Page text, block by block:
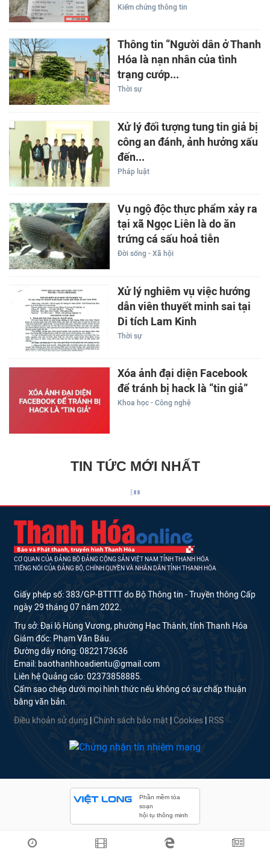
Kiểm chứng thông tin
Thông tin “Người dân ở Thanh
Hóa là nạn nhân của tình
trạng cướp...
Thời sự
Xử lý đối tượng tung tin giả bị
công an đánh, ảnh hưởng xấu
đến...
Pháp luật
Vụ ngộ độc thực phẩm xảy ra
tại xã Ngọc Liên là do ăn
trứng cá sấu hoả tiễn
Đời sống - Xã hội
Xử lý nghiêm vụ việc hướng
dẫn viên thuyết minh sai tại
Di tích Lam Kinh
Thời sự
Xóa ảnh đại diện Facebook
để tránh bị hack là “tin giả”
Khoa học - Công nghệ
TIN TỨC MỚI NHẤT
CƠ QUAN CỦA ĐẢNG BỘ ĐẢNG CỘNG SẢN VIỆT NAM TỈNH THANH HÓA
TIẾNG NÓI CỦA ĐẢNG BỘ, CHÍNH QUYỀN VÀ NHÂN DÂN TỈNH THANH HÓA
Giấy phép số: 383/GP-BTTTT do Bộ Thông tin - Truyền thông Cấp
ngày 29 tháng 07 năm 2022.
Trụ sở: Đại lộ Hùng Vương, phường Hạc Thành, tỉnh Thanh Hóa
Giám đốc: Phạm Văn Báu.
Đường dây nóng: 0822173636
Email: baothanhhoadientu@gmail.com
Liên hệ Quảng cáo: 02373858885.
Cấm sao chép dưới mọi hình thức nếu không có sự chấp thuận
bằng văn bản.
Điều khoản sử dụng Chính sách bảo mật Cookies RSS
Phần mềm tòa
soạn
hội tụ thông minh